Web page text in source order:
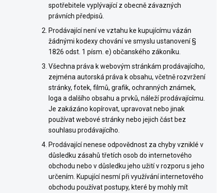
spotřebitele vyplývající z obecně závazných
právních předpisů.
Prodávající není ve vztahu ke kupujícímu vázán
žádnými kodexy chování ve smyslu ustanovení §
1826 odst. 1 písm. e) občanského zákoníku.
Všechna práva k webovým stránkám prodávajícího,
zejména autorská práva k obsahu, včetně rozvržení
stránky, fotek, filmů, grafik, ochranných známek,
loga a dalšího obsahu a prvků, náleží prodávajícímu.
Je zakázáno kopírovat, upravovat nebo jinak
používat webové stránky nebo jejich část bez
souhlasu prodávajícího.
Prodávající nenese odpovědnost za chyby vzniklé v
důsledku zásahů třetích osob do internetového
obchodu nebo v důsledku jeho užití v rozporu s jeho
určením. Kupující nesmí při využívání internetového
obchodu používat postupy, které by mohly mít